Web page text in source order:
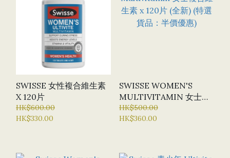
SWISSE 女性複合維生素
X 120片
HK$600.00
HK$330.00
SWISSE WOMEN'S
MULTIVITAMIN 女士複
合維生素 X 120片 (全新)
(特選貨品：半價優惠)
HK$500.00
HK$360.00